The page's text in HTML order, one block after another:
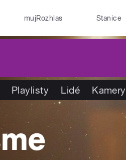
mujRozhlas Stanice
Playlisty Lidé Kamery